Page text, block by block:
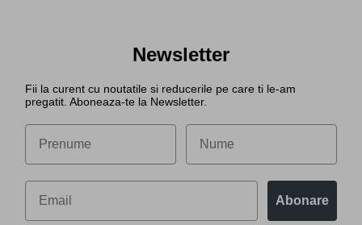
Newsletter
Fii la curent cu noutatile si reducerile pe care ti le-am
pregatit. Aboneaza-te la Newsletter.
Abonare